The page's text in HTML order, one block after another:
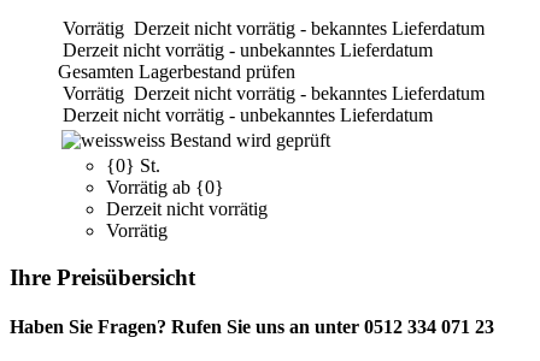
Vorrätig Derzeit nicht vorrätig - bekanntes Lieferdatum
Derzeit nicht vorrätig - unbekanntes Lieferdatum
Gesamten Lagerbestand prüfen
Vorrätig Derzeit nicht vorrätig - bekanntes Lieferdatum
Derzeit nicht vorrätig - unbekanntes Lieferdatum
weiss Bestand wird geprüft
{0} St.
Vorrätig ab {0}
Derzeit nicht vorrätig
Vorrätig
Ihre Preisübersicht
Haben Sie Fragen? Rufen Sie uns an unter 0512 334 071 23